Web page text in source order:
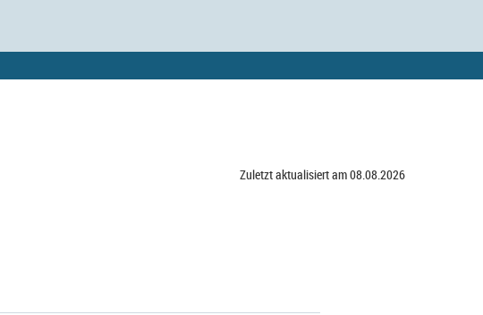
Zuletzt aktualisiert am 08.08.2026